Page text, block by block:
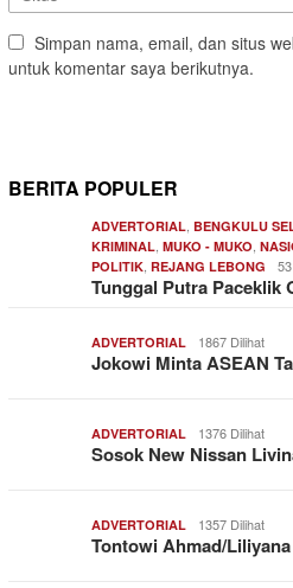
Simpan nama, email, dan situs
untuk komentar saya berikutnya.
BERITA POPULER
ADVERTORIAL BENGKULU
KRIMINAL MUKO - MUKO
POLITIK REJANG LEBONG
Tunggal Putra
ADVERTORIAL 1867 Dilihat
Jokowi Minta ASEAN
ADVERTORIAL 1376 Dilihat
Sosok New Nissan
ADVERTORIAL 1357 Dilihat
Tontowi Ahmad/